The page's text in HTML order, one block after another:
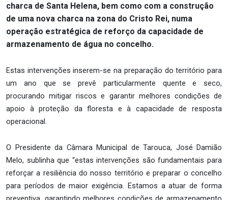
charca de Santa Helena, bem como com a construção
de uma nova charca na zona do Cristo Rei, numa
operação estratégica de reforço da capacidade de
armazenamento de água no concelho.
Estas intervenções inserem-se na preparação do território para
um ano que se prevê particularmente quente e seco,
procurando mitigar riscos e garantir melhores condições de
apoio à proteção da floresta e à capacidade de resposta
operacional.
O Presidente da Câmara Municipal de Tarouca, José Damião
Melo, sublinha que “estas intervenções são fundamentais para
reforçar a resiliência do nosso território e preparar o concelho
para períodos de maior exigência. Estamos a atuar de forma